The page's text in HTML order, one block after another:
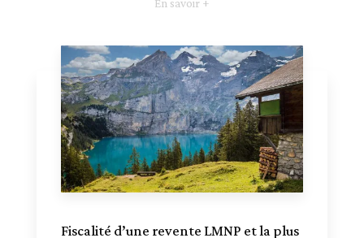
En savoir +
Fiscalité d’une revente LMNP et la plus